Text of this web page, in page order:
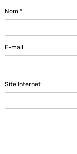
Nom
E-mail
Site Internet